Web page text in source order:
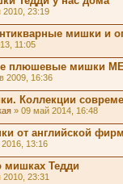
2010, 23:19
мишки и
11:05
плюшевые мишки ME
2009, 16:36
Коллекции
» 09 май 2014, 16:48
от английской
13:16
мишках Тедди
2010, 23:31